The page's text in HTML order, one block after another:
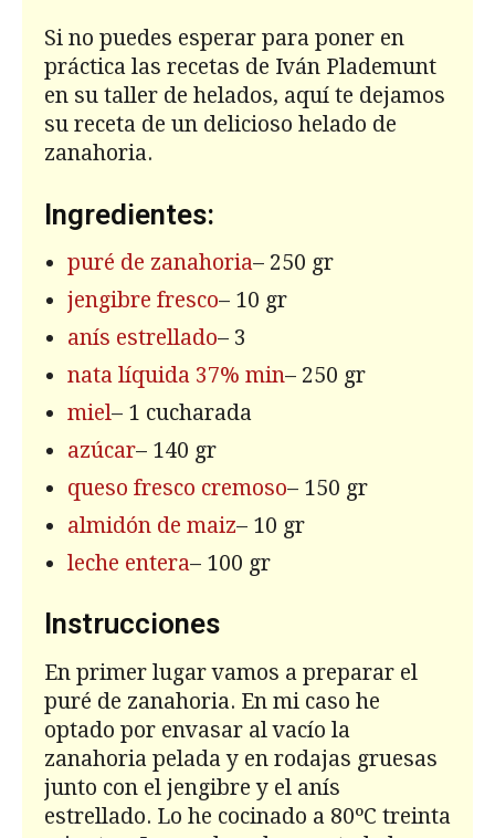
Si no puedes esperar para poner en
práctica las recetas de Iván Plademunt
en su taller de helados, aquí te dejamos
su receta de un delicioso helado de
zanahoria.
Ingredientes:
puré de zanahoria– 250 gr
jengibre fresco– 10 gr
anís estrellado– 3
nata líquida 37% min– 250 gr
miel– 1 cucharada
azúcar– 140 gr
queso fresco cremoso– 150 gr
almidón de maiz– 10 gr
leche entera– 100 gr
Instrucciones
En primer lugar vamos a preparar el
puré de zanahoria. En mi caso he
optado por envasar al vacío la
zanahoria pelada y en rodajas gruesas
junto con el jengibre y el anís
estrellado. Lo he cocinado a 80ºC treinta